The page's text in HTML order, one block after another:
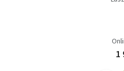
1